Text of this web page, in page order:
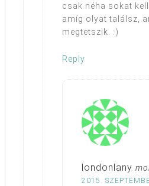
csak néha sokat
amíg olyat találsz,
megtetszik. :)
Reply
londonlany
2015.